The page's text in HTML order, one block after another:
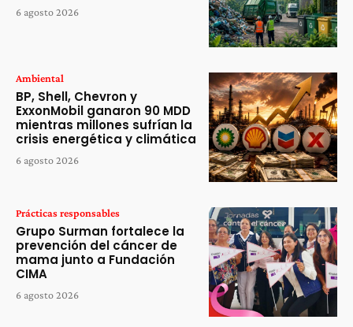
6 agosto 2026
Ambiental
BP, Shell, Chevron y
ExxonMobil ganaron 90 MDD
mientras millones sufrían la
crisis energética y climática
6 agosto 2026
Prácticas responsables
Grupo Surman fortalece la
prevención del cáncer de
mama junto a Fundación
CIMA
6 agosto 2026